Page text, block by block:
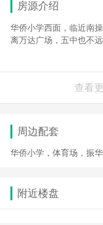
房源介绍
华侨小学西面，临近南
离万达广场，五中也不远
查看
周边配套
华侨小学，体育场，振
附近楼盘